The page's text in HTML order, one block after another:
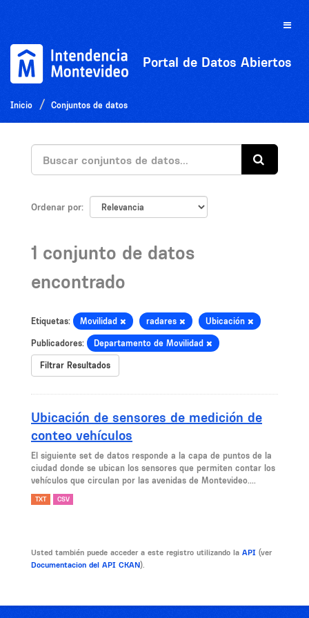
Toggle
Portal de Datos Abiertos
Inicio Conjuntos de datos
Ordenar por
1 conjunto de datos
encontrado
Etiquetas: Movilidad radares Ubicación
Publicadores: Departamento de Movilidad
Filtrar Resultados
Ubicación de sensores de medición de
conteo vehículos
El siguiente set de datos responde a la capa de puntos de la
ciudad donde se ubican los sensores que permiten contar los
vehículos que circulan por las avenidas de Montevideo....
TXT CSV
Usted también puede acceder a este registro utilizando la API (ver
Documentacion del API CKAN).